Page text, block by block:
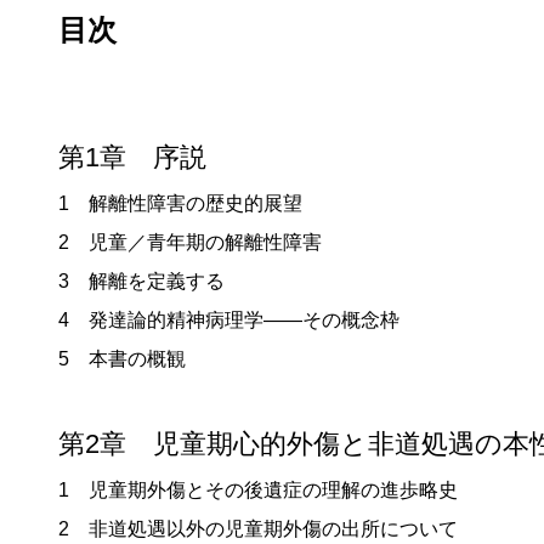
目次
第1章 序説
1 解離性障害の歴史的展望
2 児童／青年期の解離性障害
3 解離を定義する
4 発達論的精神病理学——その概念枠
5 本書の概観
第2章 児童期心的外傷と非道処遇の本
1 児童期外傷とその後遺症の理解の進歩略史
2 非道処遇以外の児童期外傷の出所について